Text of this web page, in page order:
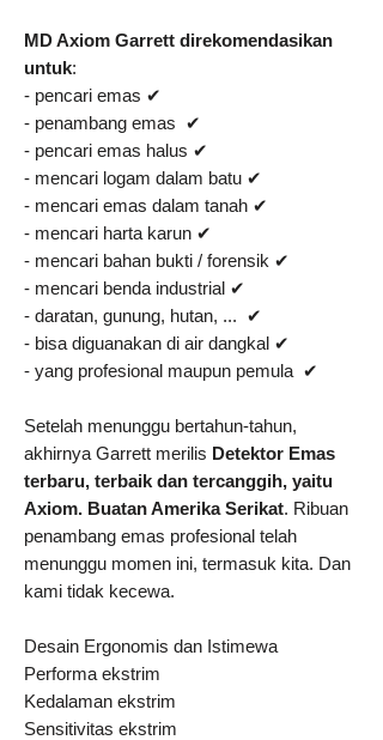
MD Axiom Garrett direkomendasikan
untuk:
- pencari emas ✔
- penambang emas ✔
- pencari emas halus ✔
- mencari logam dalam batu ✔
- mencari emas dalam tanah ✔
- mencari harta karun ✔
- mencari bahan bukti / forensik ✔
- mencari benda industrial ✔
- daratan, gunung, hutan, ... ✔
- bisa diguanakan di air dangkal ✔
- yang profesional maupun pemula ✔
Setelah menunggu bertahun-tahun,
akhirnya Garrett merilis Detektor Emas
terbaru, terbaik dan tercanggih, yaitu
Axiom. Buatan Amerika Serikat. Ribuan
penambang emas profesional telah
menunggu momen ini, termasuk kita. Dan
kami tidak kecewa.
​Desain Ergonomis dan Istimewa
Performa ekstrim
Kedalaman ekstrim
Sensitivitas ekstrim